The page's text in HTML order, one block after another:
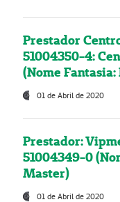
Prestador
51004350-4:
(Nome
01 de Abril de 2020
Prestador:
51004349-0
Master)
01 de Abril de 2020